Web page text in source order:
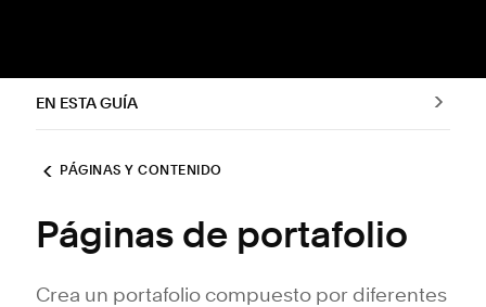
EN ESTA GUÍA
PÁGINAS Y CONTENIDO
Páginas de portafolio
Crea un portafolio compuesto por diferentes